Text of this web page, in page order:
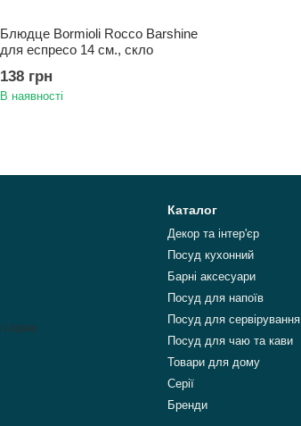
Блюдце Bormioli Rocco Barshine
для еспресо 14 см., скло
138 грн
В наявності
Каталог
Декор та інтер'єр
Посуд кухонний
Барні аксесуари
Посуд для напоїв
Посуд для сервірування
Посуд для чаю та кави
Товари для дому
Серії
Бренди